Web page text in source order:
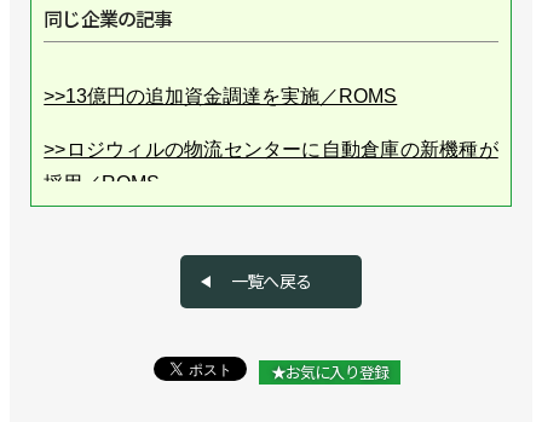
同じ企業の記事
>>13億円の追加資金調達を実施／ROMS
>>ロジウィルの物流センターに自動倉庫の新機種が
採用／ROMS
一覧へ戻る
★お気に入り登録